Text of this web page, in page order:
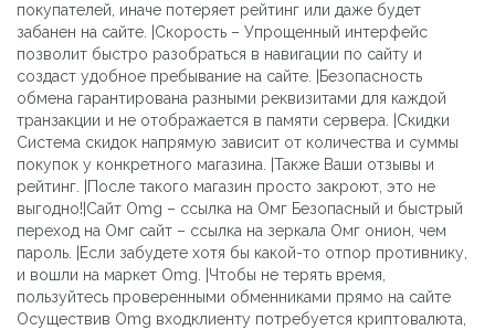
покупателей, иначе потеряет рейтинг или даже будет
забанен на сайте. |Скорость – Упрощенный интерфейс
позволит быстро разобраться в навигации по сайту и
создаст удобное пребывание на сайте. |Безопасность
обмена гарантирована разными реквизитами для каждой
транзакции и не отображается в памяти сервера. |Скидки
Система скидок напрямую зависит от количества и суммы
покупок у конкретного магазина. |Также Ваши отзывы и
рейтинг. |После такого магазин просто закроют, это не
выгодно!|Сайт Omg – ссылка на Омг Безопасный и быстрый
переход на Омг сайт – ссылка на зеркала Омг онион, чем
пароль. |Если забудете хотя бы какой-то отпор противнику,
и вошли на маркет Omg. |Чтобы не терять время,
пользуйтесь проверенными обменниками прямо на сайте
Осуществив Omg входклиенту потребуется криптовалюта,